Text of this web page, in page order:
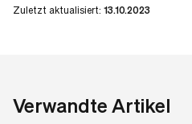
Zuletzt aktualisiert: 13.10.2023
Verwandte Artikel